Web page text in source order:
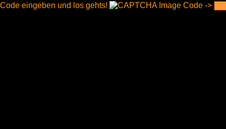
Code eingeben und los gehts! Code ->